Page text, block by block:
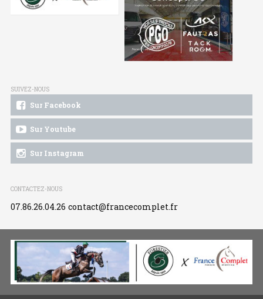
SUIVEZ-NOUS
Sur Facebook
Sur Youtube
Sur Instagram
CONTACTEZ-NOUS
07.86.26.04.26 contact@francecomplet.fr